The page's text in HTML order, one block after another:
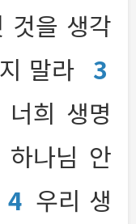
것을 생각
말라 3
희 생명
하나님 안
4 우리 생